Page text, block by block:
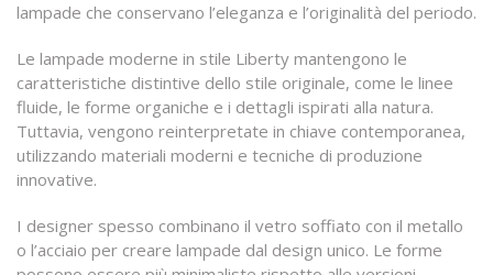
lampade che conservano l’eleganza e l’originalità del periodo.
Le lampade moderne in stile Liberty mantengono le
caratteristiche distintive dello stile originale, come le linee
fluide, le forme organiche e i dettagli ispirati alla natura.
Tuttavia, vengono reinterpretate in chiave contemporanea,
utilizzando materiali moderni e tecniche di produzione
innovative.
I designer spesso combinano il vetro soffiato con il metallo
o l’acciaio per creare lampade dal design unico. Le forme